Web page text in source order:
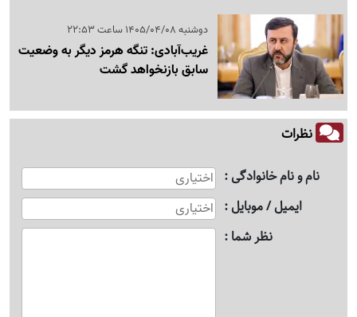
دوشنبه 1405/04/08 ساعت 22:53
غریب‌آبادی: تنگه هرمز دیگر به وضعیت
سابق بازنخواهد گشت
نظرات
نام و نام خانوادگی
ایمیل / موبایل
نظر شما